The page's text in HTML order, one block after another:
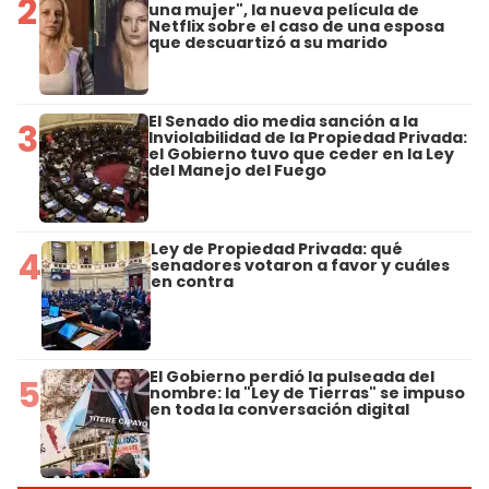
2 una mujer", la nueva película de
Netflix sobre el caso de una esposa
que descuartizó a su marido
3 El Senado dio media sanción a la
Inviolabilidad de la Propiedad Privada:
el Gobierno tuvo que ceder en la Ley
del Manejo del Fuego
4 Ley de Propiedad Privada: qué
senadores votaron a favor y cuáles
en contra
5 El Gobierno perdió la pulseada del
nombre: la "Ley de Tierras" se impuso
en toda la conversación digital